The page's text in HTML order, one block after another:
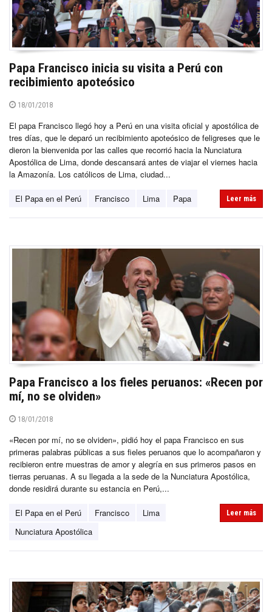
Papa Francisco inicia su visita a Perú con
recibimiento apoteósico
18/01/2018
El papa Francisco llegó hoy a Perú en una visita oficial y apostólica de
tres días, que le deparó un recibimiento apoteósico de feligreses que le
dieron la bienvenida por las calles que recorrió hacia la Nunciatura
Apostólica de Lima, donde descansará antes de viajar el viernes hacia
la Amazonía. Los católicos de Lima, ciudad...
El Papa en el Perú Francisco Lima Papa Leer más
Papa Francisco a los fieles peruanos: «Recen por
mí, no se olviden»
18/01/2018
«Recen por mí, no se olviden», pidió hoy el papa Francisco en sus
primeras palabras públicas a sus fieles peruanos que lo acompañaron y
recibieron entre muestras de amor y alegría en sus primeros pasos en
tierras peruanas. A su llegada a la sede de la Nunciatura Apostólica,
donde residirá durante su estancia en Perú,...
El Papa en el Perú Francisco
Lima
Nunciatura Apostólica
Leer más